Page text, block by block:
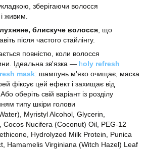
зберігаючи волосся
живим.
блискуче волосся, що
після частого стайлінгу.
повністю, коли волосся
Ідеальна зв'язка — holy refresh
mask: шампунь м'яко очищає, маска
фіксує цей ефект і захищає від
оберіть свій варіант із розділу
типу шкіри голови
Myristyl Alcohol, Glycerin,
Nucifera (Coconut) Oil, PEG-12
Hydrolyzed Milk Protein, Punica
Hamamelis Virginiana (Witch Hazel) Leaf